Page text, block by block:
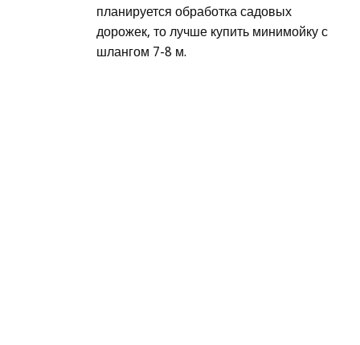
планируется обработка садовых
дорожек, то лучше купить минимойку с
шлангом 7-8 м.